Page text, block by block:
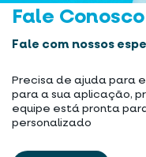
Fale Conosco
Fale com nossos
Precisa de ajuda para
para a sua aplicação,
equipe está pronta
personalizado